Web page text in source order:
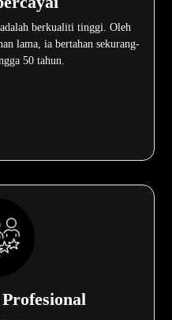
berkualiti tinggi. Oleh
lama, ia bertahan sekurang-
50 tahun.